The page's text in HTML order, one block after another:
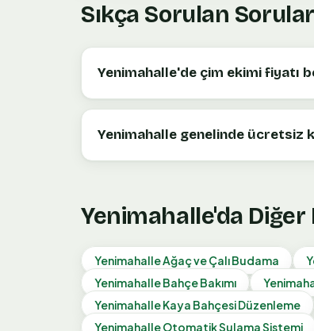
Sıkça Sorulan Sorular
Yenimahalle'de çim ekimi fiyatı
Yenimahalle genelinde ücretsiz
Yenimahalle'da
YenimahalleAğaç ve Çalı Budama
YenimahalleBahçe Bakımı
YenimahalleKaya Bahçesi Düzenleme
YenimahalleOtomatik Sulama Sistemi